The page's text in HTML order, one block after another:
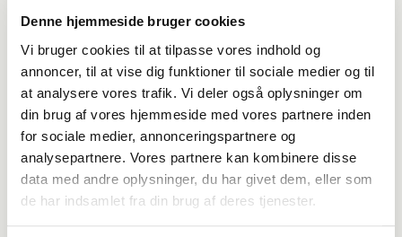
Denne hjemmeside bruger cookies
Vi bruger cookies til at tilpasse vores indhold og
annoncer, til at vise dig funktioner til sociale medier og til
at analysere vores trafik. Vi deler også oplysninger om
din brug af vores hjemmeside med vores partnere inden
for sociale medier, annonceringspartnere og
analysepartnere. Vores partnere kan kombinere disse
data med andre oplysninger, du har givet dem, eller som
de har indsamlet fra din brug af deres tjenester.